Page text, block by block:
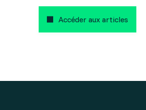
Accéder aux articles